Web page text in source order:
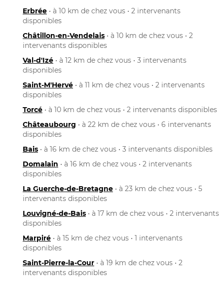
Erbrée • à 10 km de chez vous • 2 intervenants
disponibles
Châtillon-en-Vendelais • à 10 km de chez vous • 2
intervenants disponibles
Val-d'Izé • à 12 km de chez vous • 3 intervenants
disponibles
Saint-M'Hervé • à 11 km de chez vous • 2 intervenants
disponibles
Torcé • à 10 km de chez vous • 2 intervenants disponibles
Châteaubourg • à 22 km de chez vous • 6 intervenants
disponibles
Bais • à 16 km de chez vous • 3 intervenants disponibles
Domalain • à 16 km de chez vous • 2 intervenants
disponibles
La Guerche-de-Bretagne • à 23 km de chez vous • 5
intervenants disponibles
Louvigné-de-Bais • à 17 km de chez vous • 2 intervenants
disponibles
Marpiré • à 15 km de chez vous • 1 intervenants
disponibles
Saint-Pierre-la-Cour • à 19 km de chez vous • 2
intervenants disponibles